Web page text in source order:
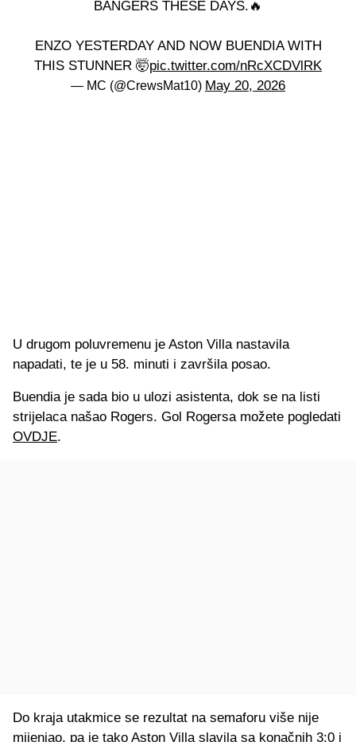
BANGERS THESE DAYS.🔥
ENZO YESTERDAY AND NOW BUENDIA WITH
THIS STUNNER 🤯pic.twitter.com/nRcXCDVlRK
— MC (@CrewsMat10) May 20, 2026
U drugom poluvremenu je Aston Villa nastavila
napadati, te je u 58. minuti i završila posao.
Buendia je sada bio u ulozi asistenta, dok se na listi
strijelaca našao Rogers. Gol Rogersa možete pogledati
OVDJE.
Do kraja utakmice se rezultat na semaforu više nije
mijenjao, pa je tako Aston Villa slavila sa konačnih 3:0 i